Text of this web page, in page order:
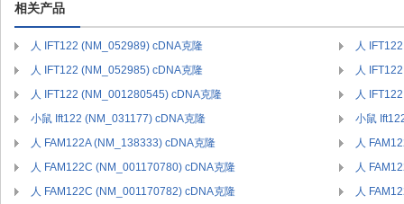
相关产品
人 IFT122 (NM_052989) cDNA克隆
人
人 IFT122 (NM_052985) cDNA克隆
人
人 IFT122 (NM_001280545) cDNA克隆
人
小鼠 Ift122 (NM_031177) cDNA克隆
小鼠
人 FAM122A (NM_138333) cDNA克隆
人
人 FAM122C (NM_001170780) cDNA克隆
人
人 FAM122C (NM_001170782) cDNA克隆
人